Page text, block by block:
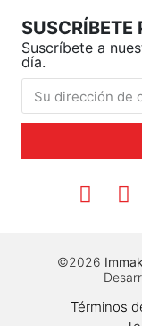
Suscríbete a
día.
©2026
Términos